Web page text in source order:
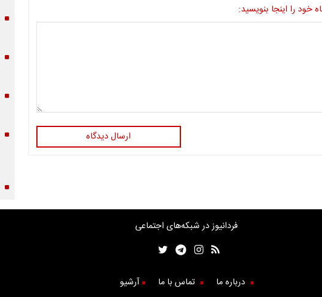
خود را اینجا بنویسید:
ارسال دیدگاه
فردانیوز در شبکه‌های اجتماعی
درباره ما تماس با ما آرشیو